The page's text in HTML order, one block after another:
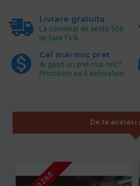
Livrare gratuita
La comenzi de peste 550
lei fara TVA.
Cel mai mic pret
Ai gasit un pret mai mic?
Promitem sa il echivalam.
De la